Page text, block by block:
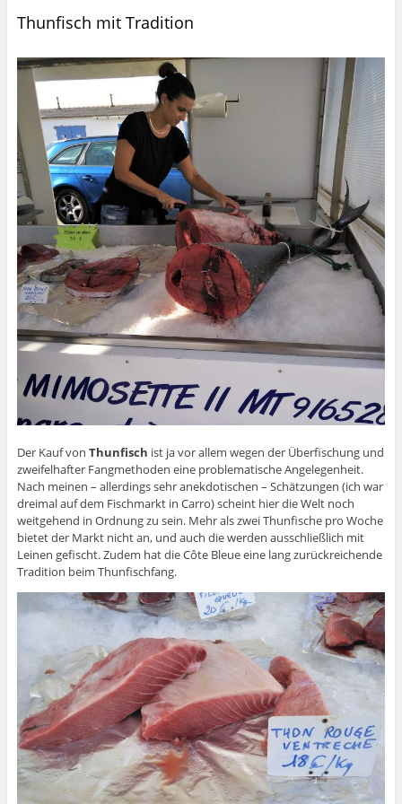
Thunfisch mit Tradition
Der Kauf von Thunfisch ist ja vor allem wegen der Überfischung und
zweifelhafter Fangmethoden eine problematische Angelegenheit.
Nach meinen – allerdings sehr anekdotischen – Schätzungen (ich war
dreimal auf dem Fischmarkt in Carro) scheint hier die Welt noch
weitgehend in Ordnung zu sein. Mehr als zwei Thunfische pro Woche
bietet der Markt nicht an, und auch die werden ausschließlich mit
Leinen gefischt. Zudem hat die Côte Bleue eine lang zurückreichende
Tradition beim Thunfischfang.